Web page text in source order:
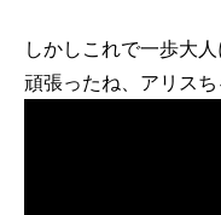
しかしこれで一歩大人
頑張ったね、アリスち